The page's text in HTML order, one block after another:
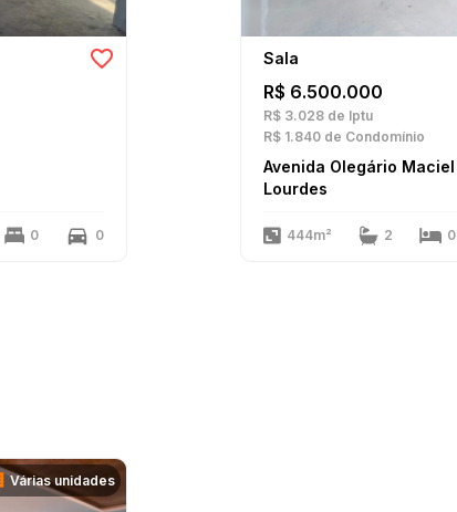
0 0
Sala
R$ 6.500.000
R$ 3.028 de Iptu
R$ 1.840 de Condomínio
Avenida Olegário Maciel
Lourdes
444m² 2 0
Várias unidades